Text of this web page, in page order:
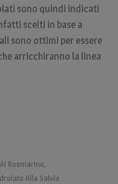
sono quindi indicati
scelti in base a
sono ottimi per essere
arricchiranno la linea
Rosmarino,
Alla Salvia